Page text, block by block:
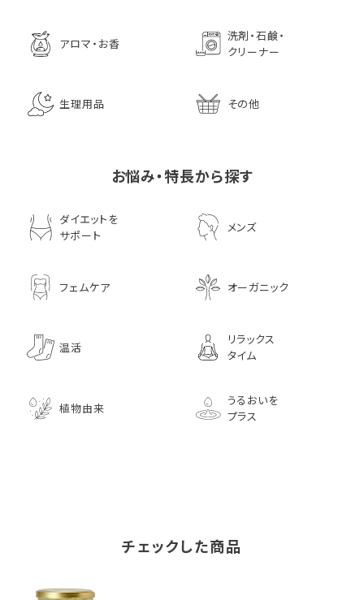
アロマ・お香
洗剤・石鹸・
クリーナー
生理用品 その他
お悩み・特長から探す
ダイエットを
サポート
メンズ
フェムケア オーガニック
温活
リラックス
タイム
植物由来
うるおいを
プラス
チェックした商品